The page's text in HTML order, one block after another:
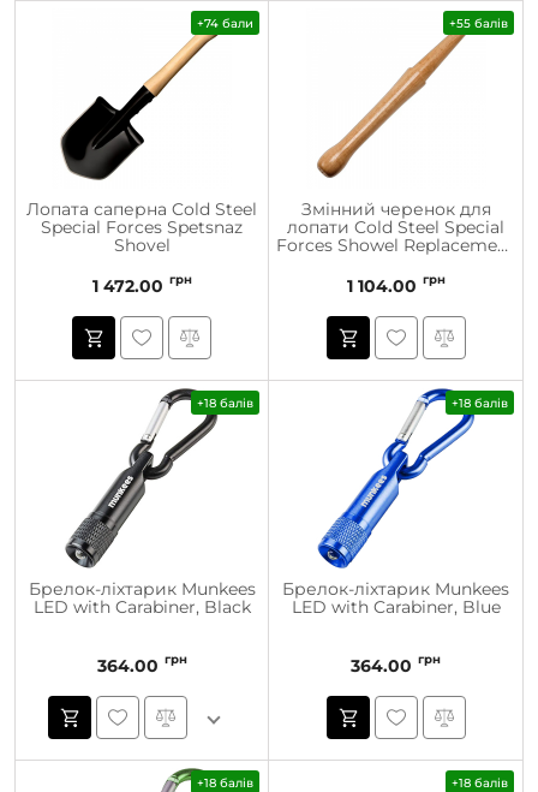
+74 бали
Лопата саперна Cold Steel
Special Forces Spetsnaz
Shovel
1 472.00 грн
+55 балів
Змінний черенок для
лопати Cold Steel Special
Forces Showel Replacement
1 104.00 грн
+18 балів
Брелок-ліхтарик Munkees
LED with Carabiner, Black
364.00 грн
+18 балів
Брелок-ліхтарик Munkees
LED with Carabiner, Blue
364.00 грн
+18 балів +18 балів